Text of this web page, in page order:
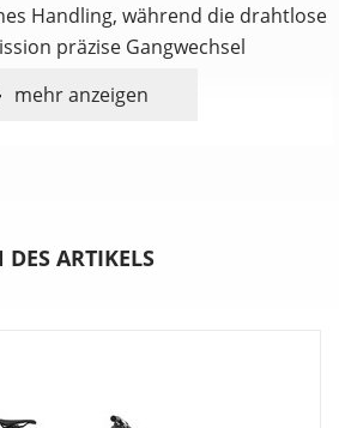
Handling, während die drahtlose
präzise Gangwechsel
wiederholen
Downhill-Performance
auf kleine Stöße?
mehr anzeigen
DES ARTIKELS